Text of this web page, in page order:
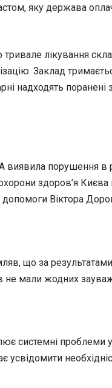
яку держава
лікування
Заклад
надходять поранені
порушення в
здоров’я
допомоги Віктора
що за результатами
не мали жодних
системні проблеми